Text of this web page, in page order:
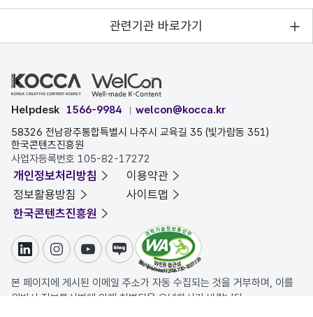
관련기관 바로가기
Helpdesk 1566-9984
welcon@kocca.kr
58326 전남광주통합특별시 나주시 교육길 35 (빛가람동 351)
한국콘텐츠진흥원
사업자등록번호 105-82-17272
개인정보처리방침
이용약관
정보활용방침
사이트맵
한국콘텐츠진흥원
링크드인인스타그램
유튜브블로그
본 페이지에 게시된 이메일 주소가 자동 수집되는 것을 거부하며, 이를
위반시 정보통신법에 의해 처벌됨을 유념하시기 바랍니다.